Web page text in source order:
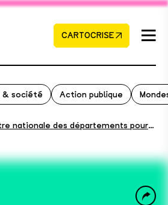
CARTOCRISE
société Action publique
des départements pour la culture